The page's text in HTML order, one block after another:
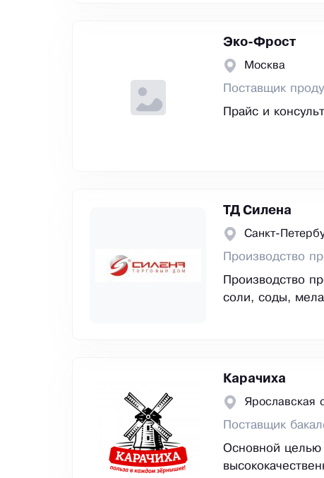
Эко-Фрост
Москва
Поставщик
Прайс и
ТД Силена
Санкт-
Производство
Производство
соли, соды,
Карачиха
Ярославская
Поставщик
Основной целью